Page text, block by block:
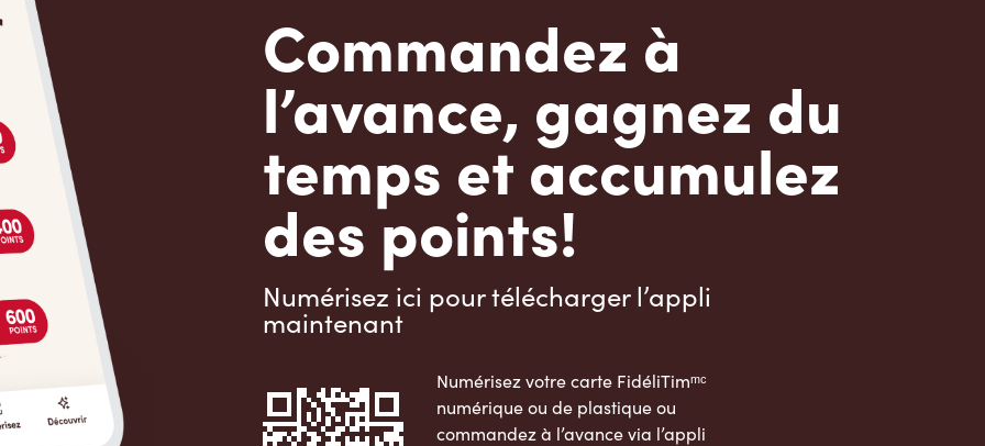
Commandez à
l’avance, gagnez du
temps et accumulez
des points!
Numérisez ici pour télécharger l’appli
maintenant
Numérisez votre carte FidéliTimᵐᶜ
numérique ou de plastique ou
commandez à l’avance via l’appli